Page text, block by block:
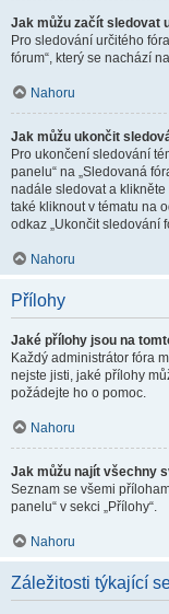
Jak můžu začít sledovat
Pro sledování určitého
fórum“, který se nachází
Nahoru
Jak můžu ukončit
Pro ukončení sledování
panelu“ na „Sledovaná
nadále sledovat a klikněte
také kliknout v tématu na
odkaz „Ukončit sledování
Nahoru
Přílohy
Jaké přílohy jsou na
Každý administrátor fóra
nejste jisti, jaké přílohy
požádejte ho o pomoc.
Nahoru
Jak můžu najít všechny
Seznam se všemi
panelu“ v sekci „Přílohy“.
Nahoru
Záležitosti týkající